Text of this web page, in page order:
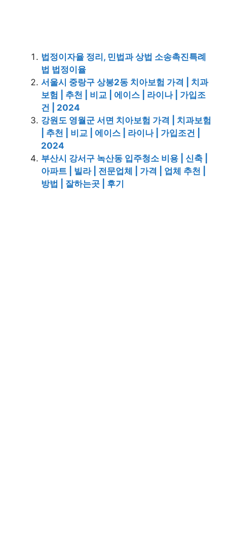
법정이자율 정리, 민법과 상법 소송촉진특례
법 법정이율
서울시 중랑구 상봉2동 치아보험 가격 | 치과
보험 | 추천 | 비교 | 에이스 | 라이나 | 가입조
건 | 2024
강원도 영월군 서면 치아보험 가격 | 치과보험
| 추천 | 비교 | 에이스 | 라이나 | 가입조건 |
2024
부산시 강서구 녹산동 입주청소 비용 | 신축 |
아파트 | 빌라 | 전문업체 | 가격 | 업체 추천 |
방법 | 잘하는곳 | 후기